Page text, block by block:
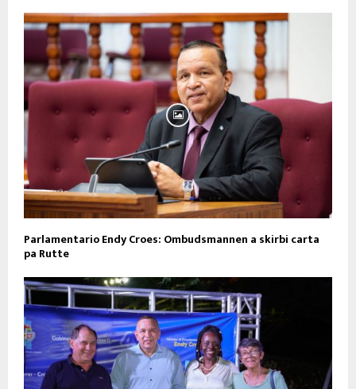
Parlamentario Endy Croes: Ombudsmannen a skirbi carta
pa Rutte